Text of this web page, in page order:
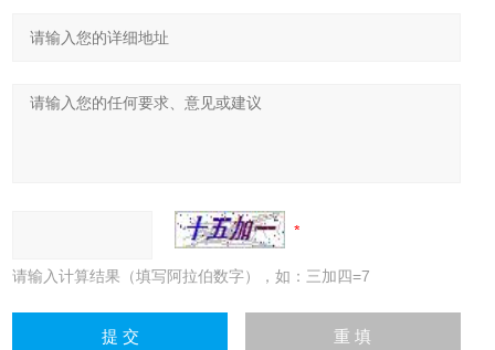
请输入计算结果（填写阿拉伯数字），如：三加四=7